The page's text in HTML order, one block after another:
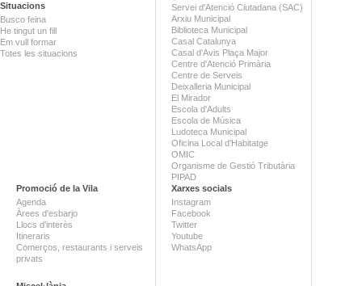
Situacions
Busco feina
He tingut un fill
Em vull formar
Totes les situacions
Servei d'Atenció Ciutadana (SAC)
Arxiu Municipal
Biblioteca Municipal
Casal Catalunya
Casal d'Avis Plaça Major
Centre d'Atenció Primària
Centre de Serveis
Deixalleria Municipal
El Mirador
Escola d'Adults
Escola de Música
Ludoteca Municipal
Oficina Local d'Habitatge
OMIC
Organisme de Gestió Tributària
PIPAD
Promoció de la Vila
Agenda
Àrees d'esbarjo
Llocs d'interès
Itineraris
Comerços, restaurants i serveis
privats
Xarxes socials
Instagram
Facebook
Twitter
Youtube
WhatsApp